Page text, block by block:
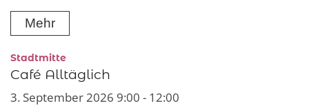
Mehr
Stadtmitte:
Café Alltäglich
3. September 2026 9:00 - 12:00